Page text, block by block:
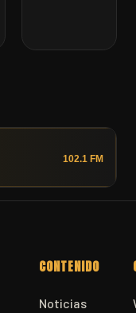
CONTENIDO
Noticias